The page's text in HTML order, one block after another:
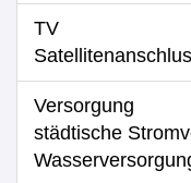
TV
Versorgung
städtische